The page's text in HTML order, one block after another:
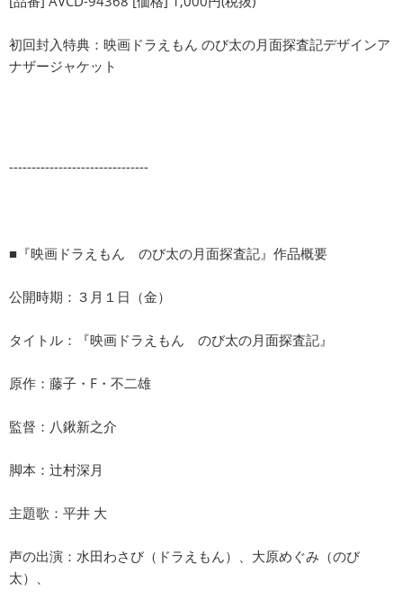
初回封入特典：映画ドラえもん のび太の月面探査記デザインア
ナザージャケット
-------------------------------
■『映画ドラえもん のび太の月面探査記』作品概要
公開時期：３月１日（金）
タイトル：『映画ドラえもん のび太の月面探査記』
原作：藤子・F・不二雄
監督：八鍬新之介
脚本：辻村深月
主題歌：平井 大
声の出演：水田わさび（ドラえもん）、大原めぐみ（のび
太）、